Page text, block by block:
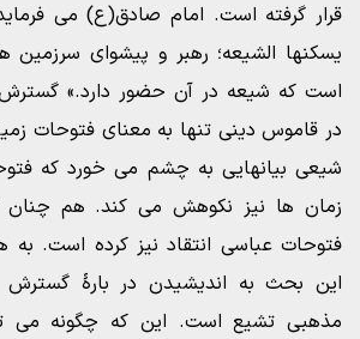
قرار گرفته است. امام صادق(ع) می
یسکنها الشیعه؛ رهبر و پیشوای سرزمین
است که شیعه در آن حضور دارد.» گسترش
در قاموس دینی تنها به معنای فتوحات
شیعی بیانهایی به چشم می خورد که
زمان ها نیز نکوهش می کند. هم چنان
فتوحات عباسی انتقاد نیز کرده است.
این بحث به اندیشیدن در بارۀ گسترش
مذهبی تشیع است. این که چگونه می